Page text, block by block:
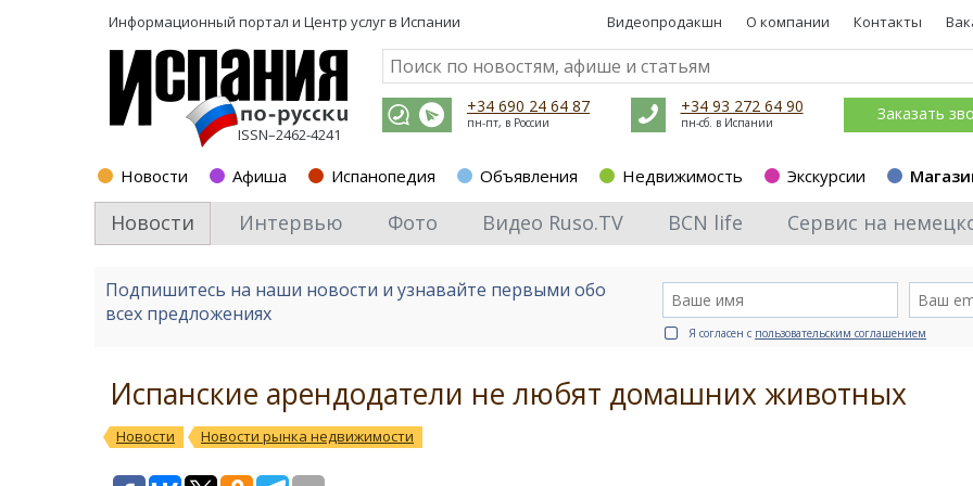
Информационный портал и Центр услуг в Испании Видеопродакшн О компании Контакты
ISSN–2462-4241
+34 690 24 64 87
пн-пт, в России
+34 93 272 64 90
пн-сб. в Испании Заказать
Новости Афиша Испанопедия Объявления Недвижимость Экскурсии
Новости Интервью Фото Видео Ruso.TV BCN life Сервис на
Подпишитесь на наши новости и узнавайте первыми обо
всех предложениях
Я согласен с пользовательским соглашением
Испанские арендодатели не любят домашних животных
Новости Новости рынка недвижимости